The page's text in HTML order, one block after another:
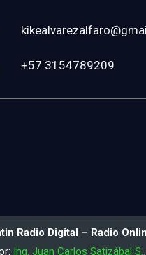
+57 3154789209
Radio Digital – Radio
Ing. Juan Carlos Satizábal